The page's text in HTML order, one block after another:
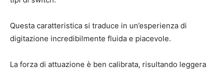
Questa caratteristica si traduce in un’esperienza di
digitazione incredibilmente fluida e piacevole.
La forza di attuazione è ben calibrata, risultando leggera